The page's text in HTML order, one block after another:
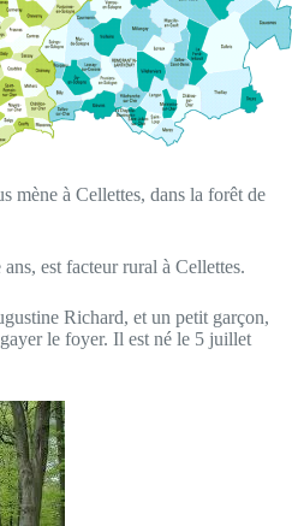
mène à Cellettes, dans la forêt de
est facteur rural à Cellettes.
Richard, et un petit garçon,
le foyer. Il est né le 5 juillet